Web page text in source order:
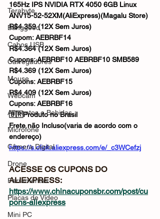
Terabyte
Banggood
Cabos USB
Carregadores
Mouse
Webcam
Alimentos e Bebidas
Microfone
Câmera Digital
Drone
Ferramentas
Placas de Vídeo
Mini PC
165Hz IPS NVIDIA RTX 4050 6GB Linux
ANV15-52-52XM(AliExpress)(Magalu Store)
R$4.359 (12X Sem Juros)
Cupom: AEBRBF14
R$4.364 (12X Sem Juros)
Cupons: AEBRBF10 AEBRBF10 SMB589
R$4.369 (12X Sem Juros)
Cupons: AEBRBF15
R$4.409 (12X Sem Juros)
Cupons: AEBRBF16
🇧🇷Produto no Brasil
Frete não Incluso(varia de acordo com o
endereço)
https://s.click.aliexpress.com/e/_c3WCefzj
ACESSE OS CUPONS DO
ALIEXPRESS:
https://www.chinacuponsbr.com/post/cu
pons-aliexpress